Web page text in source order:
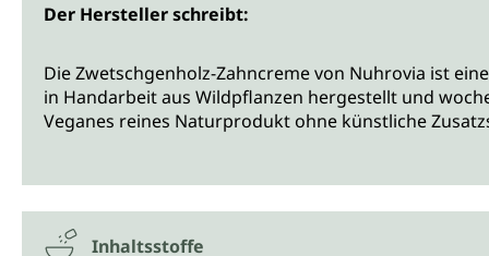
Der Hersteller schreibt:
Die Zwetschgenholz-Zahncreme von Nuhrovia ist
in Handarbeit aus Wildpflanzen hergestellt und
Veganes reines Naturprodukt ohne künstliche
Inhaltsstoffe